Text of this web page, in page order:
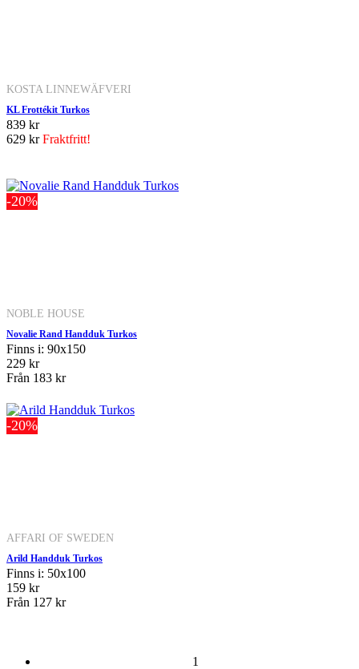
KOSTA LINNEWÄFVERI
KL Frottékit Turkos
839 kr
629 krFraktfritt!
-20%
NOBLE HOUSE
Novalie Rand Handduk Turkos
Finns i: 90x150
229 kr
Från 183 kr
-20%
AFFARI OF SWEDEN
Arild Handduk Turkos
Finns i: 50x100
159 kr
Från 127 kr
1